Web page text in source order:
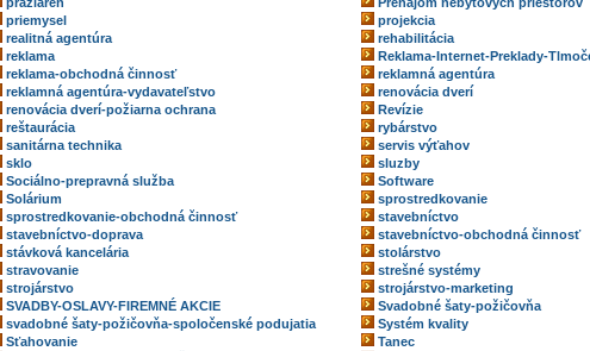
priemysel
projekcia
realitná agentúra
rehabilitácia
reklama
Reklama-Internet-Preklady-
reklama-obchodná činnosť
reklamná agentúra
reklamná agentúra-vydavateľstvo
renovácia dverí
renovácia dverí-požiarna ochrana
Revízie
reštaurácia
rybárstvo
sanitárna technika
servis výťahov
sklo
sluzby
Sociálno-prepravná služba
Software
Solárium
sprostredkovanie
sprostredkovanie-obchodná činnosť
stavebníctvo
stavebníctvo-doprava
stavebníctvo-obchodná činnosť
stávková kancelária
stolárstvo
stravovanie
strešné systémy
strojárstvo
strojárstvo-marketing
SVADBY-OSLAVY-FIREMNÉ AKCIE
Svadobné šaty-požičovňa
svadobné šaty-požičovňa-spoločenské podujatia
Systém kvality
Sťahovanie
Tanec